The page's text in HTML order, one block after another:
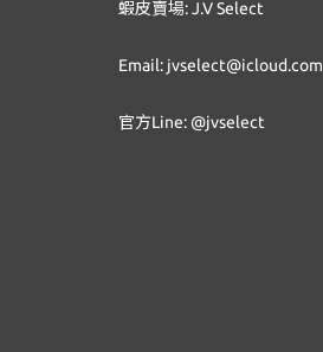
蝦皮賣場: J.V Select
Email: jvselect@icloud.com
官方Line: @jvselect